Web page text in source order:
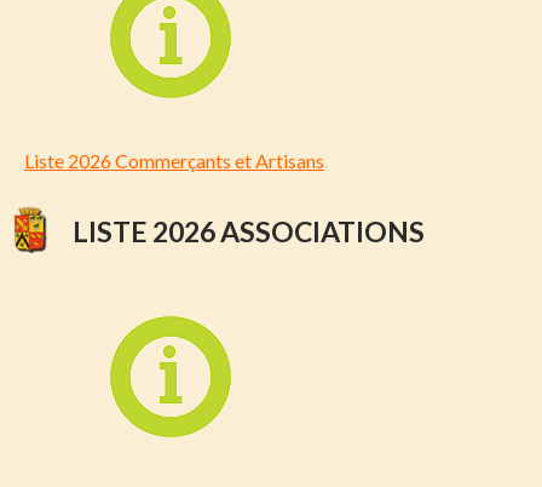
Liste 2026 Commerçants et Artisans
LISTE 2026 ASSOCIATIONS